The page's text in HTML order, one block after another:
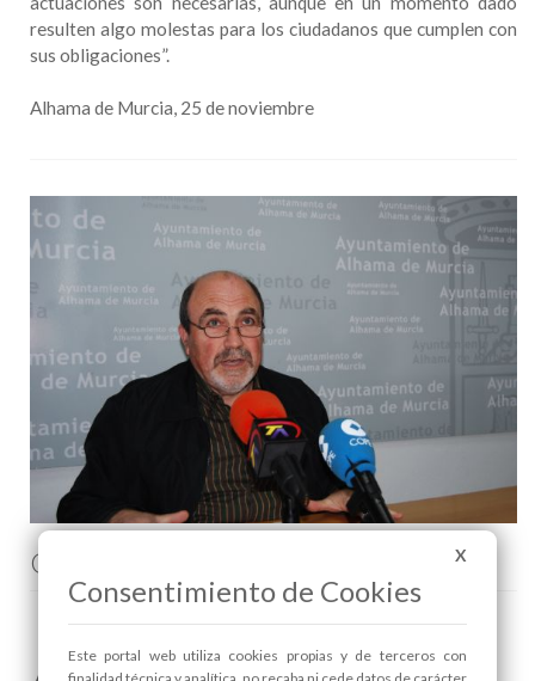
resulten algo molestas para los ciudadanos que cumplen con
sus obligaciones”.
Alhama de Murcia, 25 de noviembre
Comenta esta noticia en Facebook
Areas relacionadas:
X
Consentimiento de Cookies
Este portal web utiliza cookies propias y de terceros con